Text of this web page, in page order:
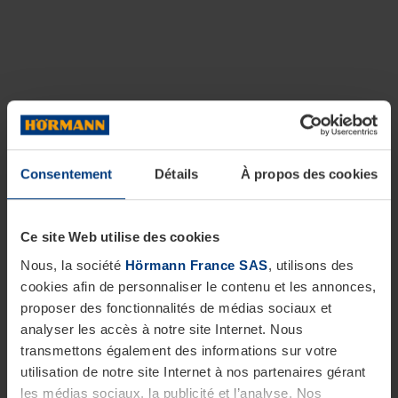
Consentement Détails À propos des cookies
Ce site Web utilise des cookies
Nous, la société Hörmann France SAS, utilisons des
cookies afin de personnaliser le contenu et les annonces,
proposer des fonctionnalités de médias sociaux et
analyser les accès à notre site Internet. Nous
transmettons également des informations sur votre
utilisation de notre site Internet à nos partenaires gérant
les médias sociaux, la publicité et l’analyse. Nos